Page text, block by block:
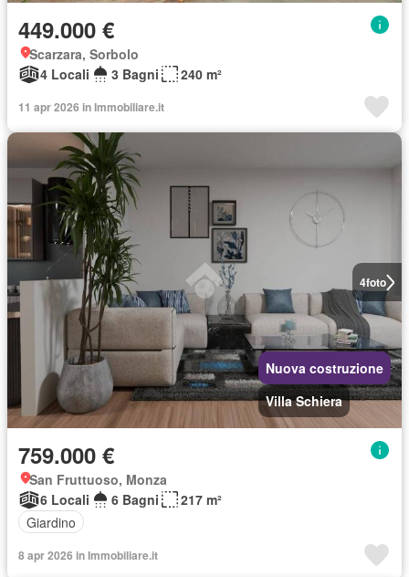
449.000 €
Scarzara, Sorbolo
4 Locali
3 Bagni 240 m²
11 apr 2026 in Immobiliare.it
4foto
Nuova costruzione
Villa Schiera
759.000 €
San Fruttuoso, Monza
6 Locali
6 Bagni
217 m²
Giardino
8 apr 2026 in Immobiliare.it